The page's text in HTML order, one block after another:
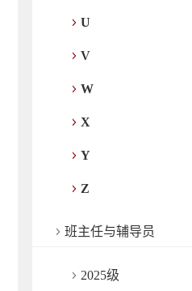
U
V
W
X
Y
Z
班主任与辅导员
2025级